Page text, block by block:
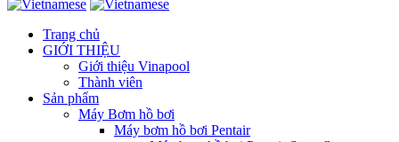
Trang chủ
GIỚI THIỆU
Giới thiệu Vinapool
Thành viên
Sản phẩm
Máy Bơm hồ bơi
Máy bơm hồ bơi Pentair